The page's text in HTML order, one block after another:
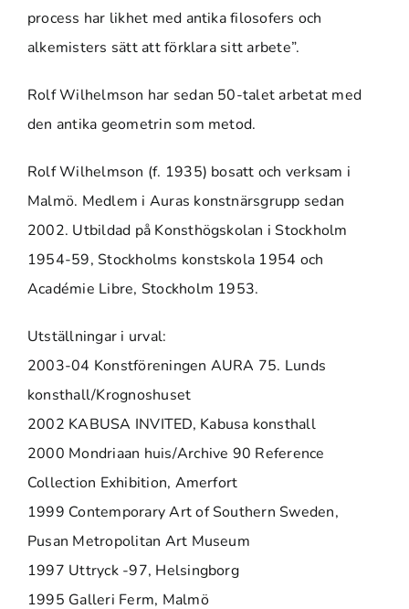
process har likhet med antika filosofers och
alkemisters sätt att förklara sitt arbete”.
Rolf Wilhelmson har sedan 50-talet arbetat med
den antika geometrin som metod.
Rolf Wilhelmson (f. 1935) bosatt och verksam i
Malmö. Medlem i Auras konstnärsgrupp sedan
2002. Utbildad på Konsthögskolan i Stockholm
1954-59, Stockholms konstskola 1954 och
Académie Libre, Stockholm 1953.
Utställningar i urval:
2003-04 Konstföreningen AURA 75. Lunds
konsthall/Krognoshuset
2002 KABUSA INVITED, Kabusa konsthall
2000 Mondriaan huis/Archive 90 Reference
Collection Exhibition, Amerfort
1999 Contemporary Art of Southern Sweden,
Pusan Metropolitan Art Museum
1997 Uttryck -97, Helsingborg
1995 Galleri Ferm, Malmö